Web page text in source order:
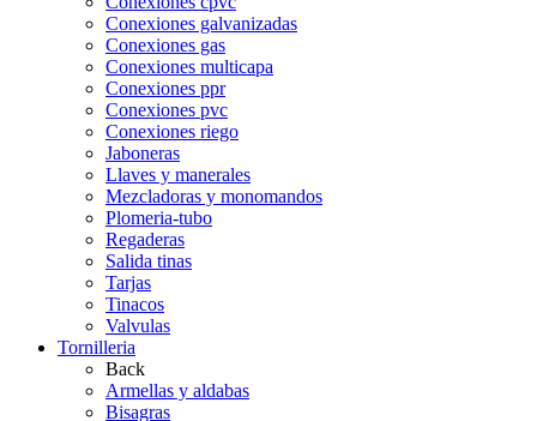
Conexiones galvanizadas
Conexiones gas
Conexiones multicapa
Conexiones ppr
Conexiones pvc
Conexiones riego
Jaboneras
Llaves y manerales
Mezcladoras y monomandos
Plomeria-tubo
Regaderas
Salida tinas
Tarjas
Tinacos
Valvulas
Tornilleria
Back
Armellas y aldabas
Bisagras